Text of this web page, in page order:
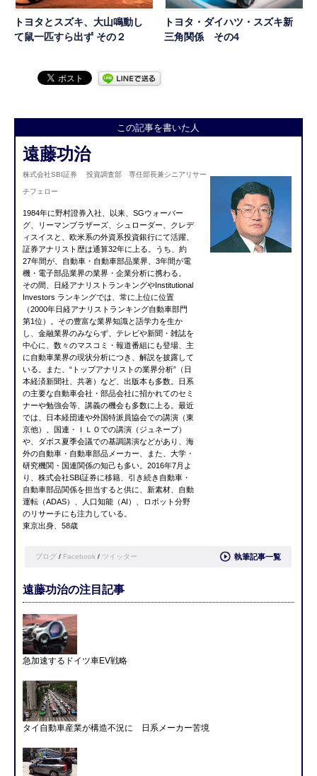
トヨタとスズキ、大山鳴動し
て鼠一匹すら出ず その２
トヨタ・ダイハツ・スズキ新
三角関係 その4
この記事を書いた人
遠藤功治
株式会社SBI証券 投資調査部 専任部長兼シニアリサー
チフェロー
1984年に野村證券入社、以来、SGウォーバー
グ、リーマンブラザーズ、シュローダー、クレデ
ィスイスと、欧米系の外資系投資銀行にて活躍、
証券アナリスト歴は通算32年に上る。うち、約
27年間が、自動車・自動車部品業界、3年間が電
機・電子部品業界の業界・企業分析に携わる。
その間、日経アナリストランキングやInstitutional
Investors ランキングでは、常に上位に位置
（2000年日経アナリストランキング自動車部門
第1位）
。その豊富な業界知識と語学力を生か
し、金融業界のみならず、テレビや新聞・雑誌を
中心に、数々のマスコミ・報道番組にも登場、主
に自動車業界の現状分析につき、解説を披露して
いる。また、“トップアナリストの業界分析”（日
本経済新聞社、共著）など、出版本も多数。日系
の主要な自動車会社・部品会社に招かれてのセミ
ナーや勉強会等、講義の機会も多数に上る。最近
では、 日本経団連や外国特派員協会での講演（東
京他）、国連・ＩＬＯでの講演（ジュネーブ）
や、ダボス夏季会議での基調講演などがあり、海
外の自動車・自動車部品メーカー、また、大学・
研究機関・国連関係の知己も多い。2016年7月よ
り、株式会社SBI証券に移籍、引き続き自動車・
自動車部品関係を担当すると供に、新素材、自動
運転（ADAS）、人口知能（AI）、ロボット分野
のリサーチにも注力 している。
東京出身、58歳
ブログ / Facebook / ツイッター 執筆記事一覧
遠藤功治の注目記事
急加速するドイツ車EV戦略
タイ自動車産業が構造不況に 日系メーカー苦境